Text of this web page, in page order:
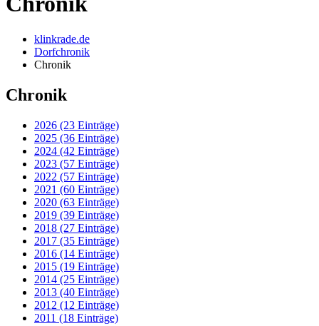
klinkrade.de
Dorfchronik
Chronik
Chronik
2026 (23 Einträge)
2025 (36 Einträge)
2024 (42 Einträge)
2023 (57 Einträge)
2022 (57 Einträge)
2021 (60 Einträge)
2020 (63 Einträge)
2019 (39 Einträge)
2018 (27 Einträge)
2017 (35 Einträge)
2016 (14 Einträge)
2015 (19 Einträge)
2014 (25 Einträge)
2013 (40 Einträge)
2012 (12 Einträge)
2011 (18 Einträge)